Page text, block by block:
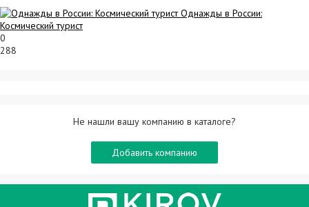
Однажды в России:
Космический турист
0
288
Не нашли вашу компанию в каталоге?
Добавить компанию